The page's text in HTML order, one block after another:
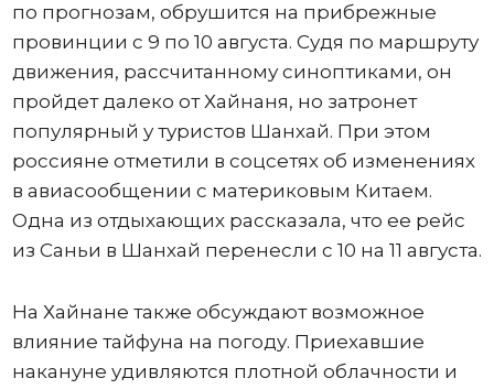
по прогнозам, обрушится на прибрежные
провинции с 9 по 10 августа. Судя по маршруту
движения, рассчитанному синоптиками, он
пройдет далеко от Хайнаня, но затронет
популярный у туристов Шанхай. При этом
россияне отметили в соцсетях об изменениях
в авиасообщении с материковым Китаем.
Одна из отдыхающих рассказала, что ее рейс
из Саньи в Шанхай перенесли с 10 на 11 августа.
На Хайнане также обсуждают возможное
влияние тайфуна на погоду. Приехавшие
накануне удивляются плотной облачности и